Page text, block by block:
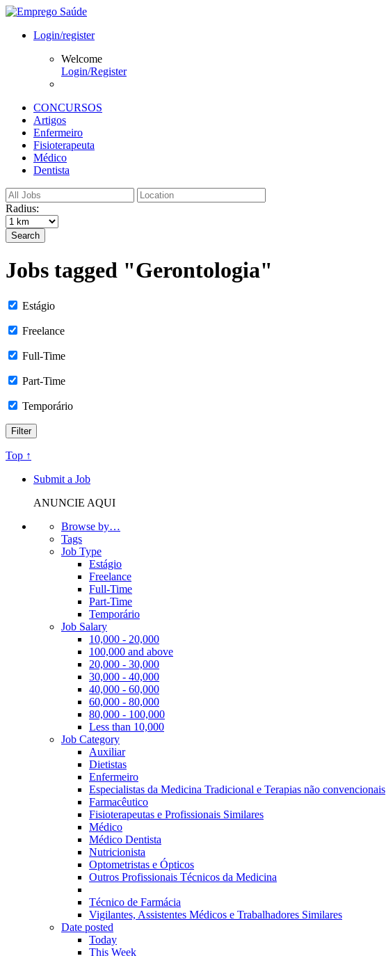
Login/register
Welcome
Login/Register
CONCURSOS
Artigos
Enfermeiro
Fisioterapeuta
Médico
Dentista
Radius:
Search
Jobs tagged "Gerontologia"
Estágio
Freelance
Full-Time
Part-Time
Temporário
Top ↑
Submit a Job
ANUNCIE AQUI
Browse by…
Tags
Job Type
Estágio
Freelance
Full-Time
Part-Time
Temporário
Job Salary
10,000 - 20,000
100,000 and above
20,000 - 30,000
30,000 - 40,000
40,000 - 60,000
60,000 - 80,000
80,000 - 100,000
Less than 10,000
Job Category
Auxiliar
Dietistas
Enfermeiro
Especialistas da Medicina Tradicional e Terapias não convencionais
Farmacêutico
Fisioterapeutas e Profissionais Similares
Médico
Médico Dentista
Nutricionista
Optometristas e Ópticos
Outros Profissionais Técnicos da Medicina
Técnico de Farmácia
Vigilantes, Assistentes Médicos e Trabalhadores Similares
Date posted
Today
This Week